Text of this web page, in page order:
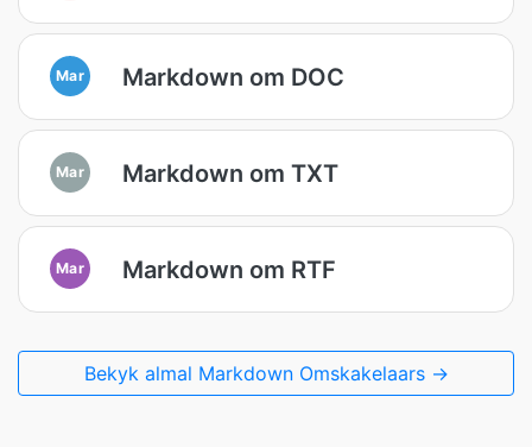
Mar Markdown om DOC
Mar Markdown om TXT
Mar Markdown om RTF
Bekyk almal Markdown Omskakelaars →